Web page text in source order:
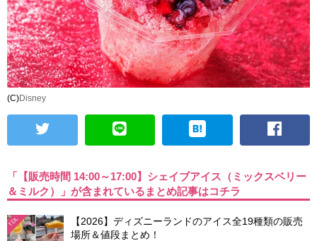
(C)Disney
「【販売時間 14:00～17:00】シェイブアイス（ミックスベリー
＆ミルク）」が含まれているまとめ記事はコチラ
TDL
【2026】ディズニーランドのアイス全19種類の販売
場所＆値段まとめ！